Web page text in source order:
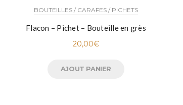
BOUTEILLES / CARAFES / PICHETS
Flacon – Pichet – Bouteille en grès
20,00€
AJOUT PANIER